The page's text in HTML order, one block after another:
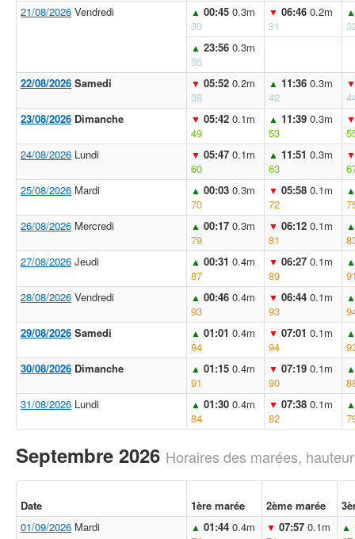
21/08/2026 Vendredi ▲ 00:45 0.3m
30
▼ 06:46 0.2m
31
▲
▲ 23:56 0.3m
36
22/08/2026 Samedi ▼ 05:52 0.2m
38
▲ 11:36 0.3m
42
▼
23/08/2026 Dimanche ▼ 05:42 0.1m
49
▲ 11:39 0.3m
53
▼
24/08/2026 Lundi ▼ 05:47 0.1m
60
▲ 11:51 0.3m
63
▼
25/08/2026 Mardi ▲ 00:03 0.3m
70
▼ 05:58 0.1m
72
▲
26/08/2026 Mercredi ▲ 00:17 0.3m
79
▼ 06:12 0.1m
81
▲
27/08/2026 Jeudi ▲ 00:31 0.4m
87
▼ 06:27 0.1m
89
▲
28/08/2026 Vendredi ▲ 00:46 0.4m
93
▼ 06:44 0.1m
93
▲
29/08/2026 Samedi ▲ 01:01 0.4m
94
▼ 07:01 0.1m
94
▲
30/08/2026 Dimanche ▲ 01:15 0.4m
91
▼ 07:19 0.1m
90
▲
31/08/2026 Lundi ▲ 01:30 0.4m
84
▼ 07:38 0.1m
82
▲
Septembre 2026 Horaires des marées,
Date 1ère marée 2ème marée
01/09/2026 Mardi ▲ 01:44 0.4m
▼ 07:57 0.1m
▲